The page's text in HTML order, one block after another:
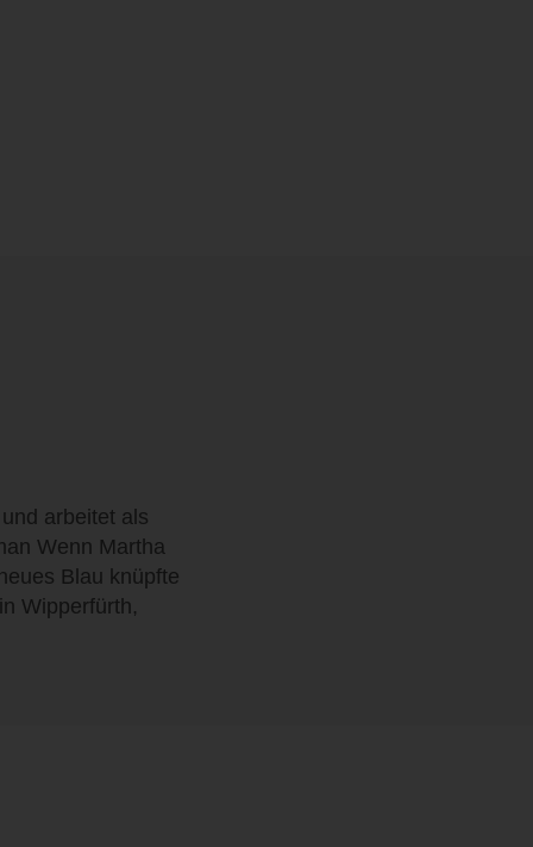
arbeitet als
Wenn Martha
Blau knüpfte
Wipperfürth,